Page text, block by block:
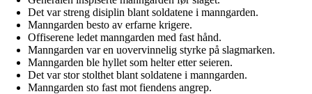
Det var streng disiplin blant soldatene i manngarden.
Manngarden besto av erfarne krigere.
Offiserene ledet manngarden med fast hånd.
Manngarden var en uovervinnelig styrke på slagmarken.
Manngarden ble hyllet som helter etter seieren.
Det var stor stolthet blant soldatene i manngarden.
Manngarden sto fast mot fiendens angrep.